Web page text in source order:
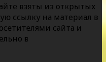
взяты из открытых
ссылку на материал в
сайта и
в